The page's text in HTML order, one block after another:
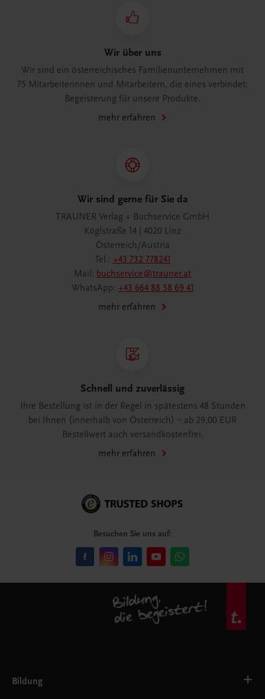
Wir über uns
Wir sind ein österreichisches Familienunternehmen mit
75 Mitarbeiterinnen und Mitarbeitern, die eines verbindet:
Begeisterung für unsere Produkte.
mehr erfahren
Wir sind gerne für Sie da
TRAUNER Verlag + Buchservice GmbH
Köglstraße 14 | 4020 Linz
Österreich/Austria
Tel.: +43 732 778241
Mail: buchservice@trauner.at
WhatsApp: +43 664 88 58 69 41
mehr erfahren
Schnell und zuverlässig
Ihre Bestellung ist in der Regel in spätestens 48 Stunden
bei Ihnen (innerhalb von Österreich) – ab 29,00 EUR
Bestellwert auch versandkostenfrei.
mehr erfahren
Besuchen Sie uns auf:
Bildung